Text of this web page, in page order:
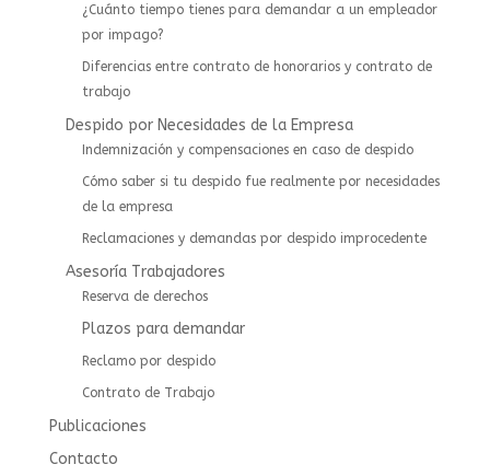
¿Cuánto tiempo tienes para demandar a un empleador
por impago?
Diferencias entre contrato de honorarios y contrato de
trabajo
Despido por Necesidades de la Empresa
Indemnización y compensaciones en caso de despido
Cómo saber si tu despido fue realmente por necesidades
de la empresa
Reclamaciones y demandas por despido improcedente
Asesoría Trabajadores
⁠⁠Reserva de derechos
Plazos para demandar
Reclamo por despido
Contrato de Trabajo
Publicaciones
Contacto